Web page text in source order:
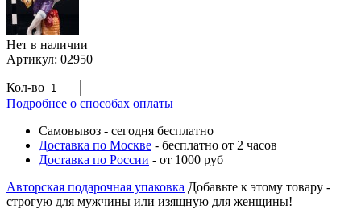
Нет в наличии
Артикул: 02950
Кол-во
Подробнее о способах оплаты
Самовывоз - сегодня бесплатно
Доставка по Москве - бесплатно от 2 часов
Доставка по России - от 1000 руб
Авторская подарочная упаковка Добавьте к этому товару -
строгую для мужчины или изящную для женщины!